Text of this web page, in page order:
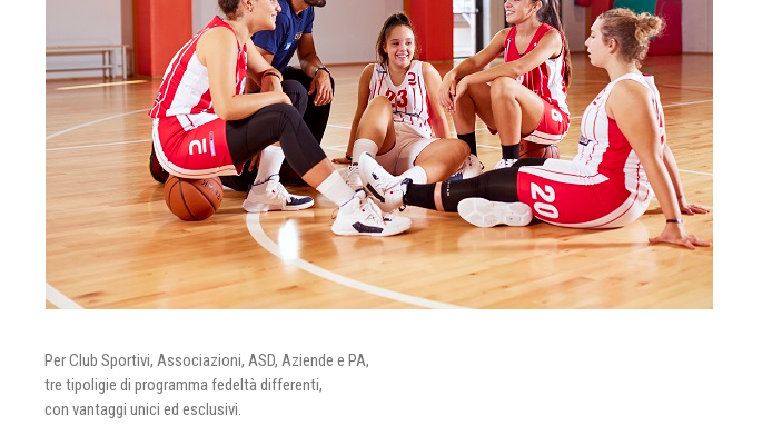
Per Club Sportivi, Associazioni, ASD, Aziende e PA,
tre tipoligie di programma fedeltà differenti,
con vantaggi unici ed esclusivi.